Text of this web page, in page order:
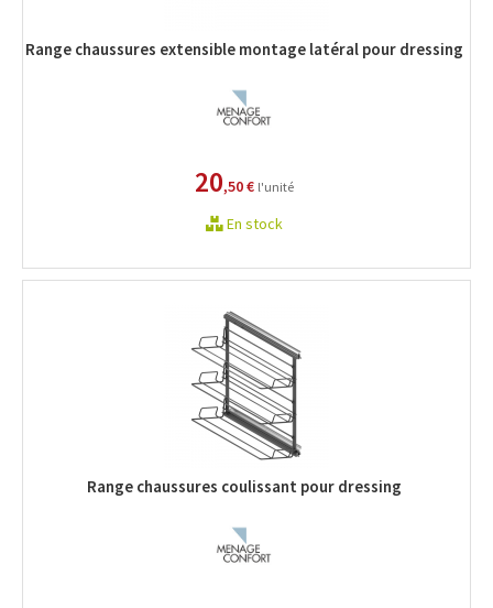
Range chaussures extensible montage latéral pour dressing
20,50 € l'unité
En stock
Range chaussures coulissant pour dressing